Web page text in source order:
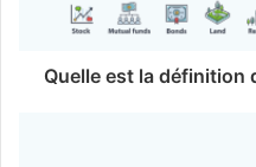
Quelle est la définition